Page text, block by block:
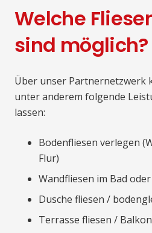
Welche
sind möglich?
Über unser Partnernetzwerk
unter anderem folgende
lassen:
Bodenfliesen verlegen
Flur)
Wandfliesen im Bad
Dusche fliesen /
Terrasse fliesen /